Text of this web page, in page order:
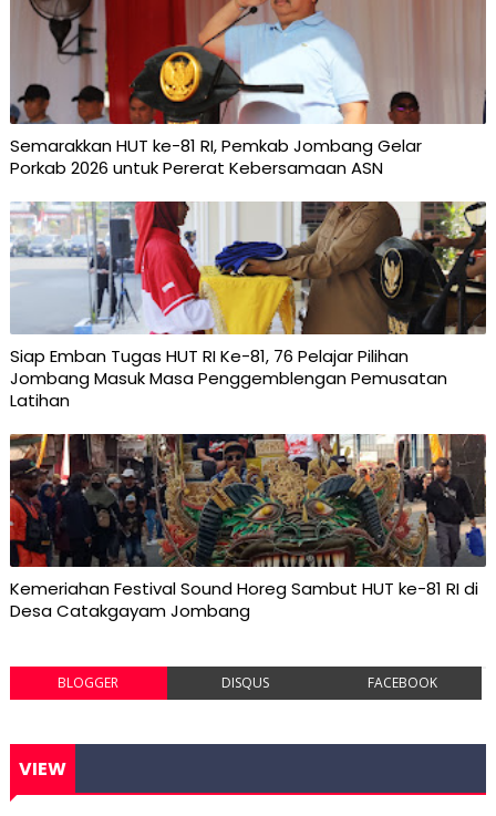
Semarakkan HUT ke-81 RI, Pemkab Jombang Gelar
Porkab 2026 untuk Pererat Kebersamaan ASN
Siap Emban Tugas HUT RI Ke-81, 76 Pelajar Pilihan
Jombang Masuk Masa Penggemblengan Pemusatan
Latihan
Kemeriahan Festival Sound Horeg Sambut HUT ke-81 RI di
Desa Catakgayam Jombang
BLOGGER DISQUS FACEBOOK
VIEW